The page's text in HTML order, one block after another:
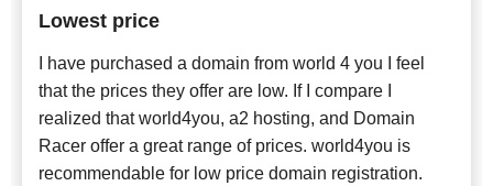
Lowest price
I have purchased a domain from world 4 you I feel
that the prices they offer are low. If I compare I
realized that world4you, a2 hosting, and Domain
Racer offer a great range of prices. world4you is
recommendable for low price domain registration.